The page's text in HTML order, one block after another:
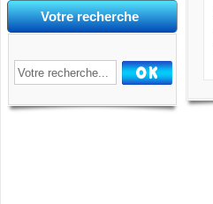
Votre recherche